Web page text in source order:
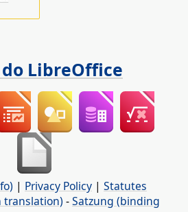
LibreOffice
| Privacy Policy | Statutes
translation) -Satzung (binding